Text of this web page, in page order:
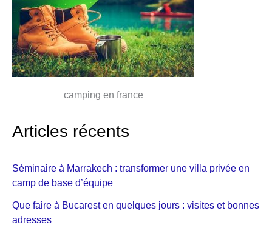
camping en france
Articles récents
Séminaire à Marrakech : transformer une villa privée en
camp de base d’équipe
Que faire à Bucarest en quelques jours : visites et bonnes
adresses